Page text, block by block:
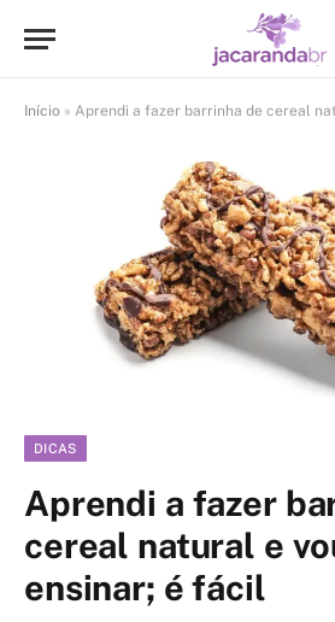
Início » Aprendi a fazer barrinha de cereal
DICAS
Aprendi a fazer
cereal natural e
ensinar; é fácil